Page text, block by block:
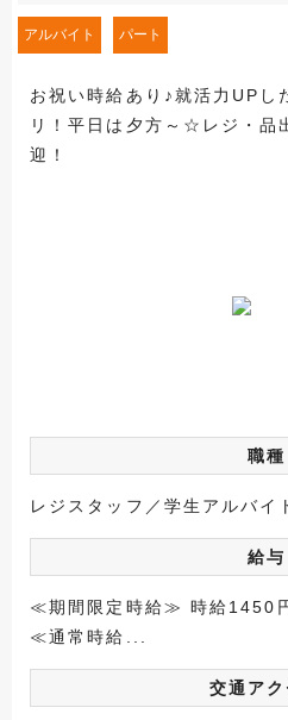
アルバイト パート
お祝い時給あり♪就活力UPし
リ！平日は夕方～☆レジ・品
迎！
職種
レジスタッフ／学生アルバイ
給与
≪期間限定時給≫ 時給1450
≪通常時給...
交通アク